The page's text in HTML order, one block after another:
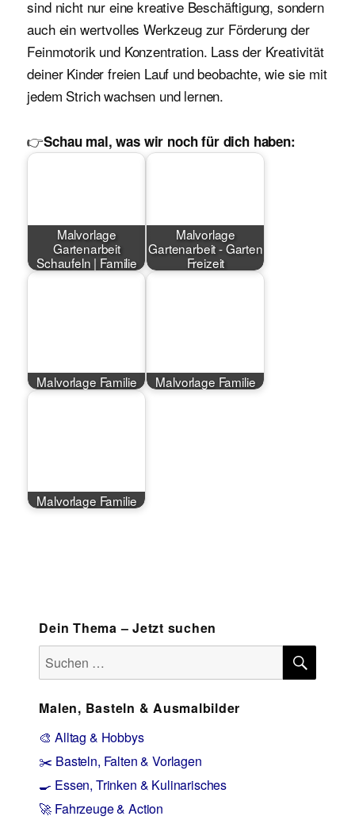
sind nicht nur eine kreative Beschäftigung, sondern
auch ein wertvolles Werkzeug zur Förderung der
Feinmotorik und Konzentration. Lass der Kreativität
deiner Kinder freien Lauf und beobachte, wie sie mit
jedem Strich wachsen und lernen.
👉Schau mal, was wir noch für dich haben:
Malvorlage
Gartenarbeit
Schaufeln | Familie
Malvorlage
Gartenarbeit - Garten
Freizeit
Malvorlage Familie Malvorlage Familie
Malvorlage Familie
Dein Thema – Jetzt suchen
Suchen
nach:
Malen, Basteln & Ausmalbilder
🎨 Alltag & Hobbys
✂️ Basteln, Falten & Vorlagen
🍳 Essen, Trinken & Kulinarisches
🚀 Fahrzeuge & Action